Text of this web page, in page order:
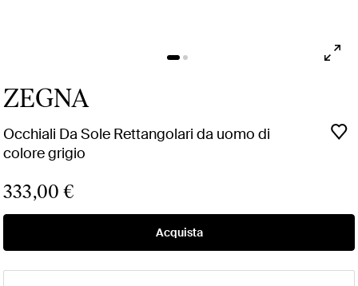
ZEGNA
Occhiali Da Sole Rettangolari da uomo di
colore grigio
333,00 €
Acquista